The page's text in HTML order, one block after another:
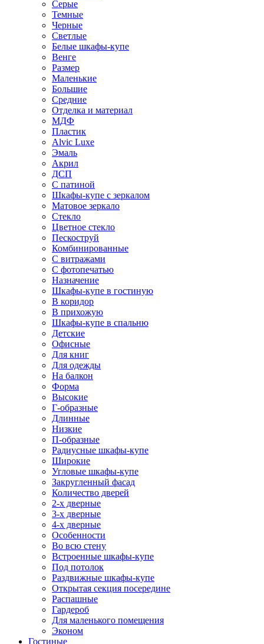
Серые
Темные
Черные
Светлые
Белые шкафы-купе
Венге
Размер
Маленькие
Большие
Средние
Отделка и материал
МДФ
Пластик
Alvic Luxe
Эмаль
Акрил
ДСП
С патиной
Шкафы-купе с зеркалом
Матовое зеркало
Стекло
Цветное стекло
Пескоструй
Комбинированные
С витражами
С фотопечатью
Назначение
Шкафы-купе в гостиную
В коридор
В прихожую
Шкафы-купе в спальню
Детские
Офисные
Для книг
Для одежды
На балкон
Форма
Высокие
Г-образные
Длинные
Низкие
П-образные
Радиусные шкафы-купе
Широкие
Угловые шкафы-купе
Закругленный фасад
Количество дверей
2-х дверные
3-х дверные
4-х дверные
Особенности
Во всю стену
Встроенные шкафы-купе
Под потолок
Раздвижные шкафы-купе
Открытая секция посередине
Распашные
Гардероб
Для маленького помещения
Эконом
Гостиные